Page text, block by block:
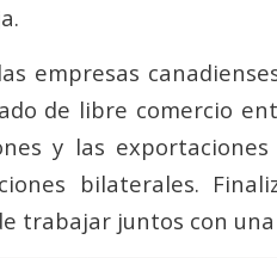
empresas
de libre comercio
y las exportaciones
bilaterales.
trabajar juntos con